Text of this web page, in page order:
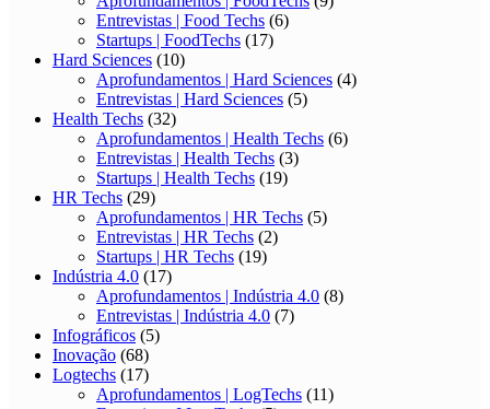
Entrevistas | Food Techs (6)
Startups | FoodTechs (17)
Hard Sciences (10)
Aprofundamentos | Hard Sciences (4)
Entrevistas | Hard Sciences (5)
Health Techs (32)
Aprofundamentos | Health Techs (6)
Entrevistas | Health Techs (3)
Startups | Health Techs (19)
HR Techs (29)
Aprofundamentos | HR Techs (5)
Entrevistas | HR Techs (2)
Startups | HR Techs (19)
Indústria 4.0 (17)
Aprofundamentos | Indústria 4.0 (8)
Entrevistas | Indústria 4.0 (7)
Infográficos (5)
Inovação (68)
Logtechs (17)
Aprofundamentos | LogTechs (11)